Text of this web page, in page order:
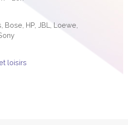
Bose, HP, JBL, Loewe,
loisirs